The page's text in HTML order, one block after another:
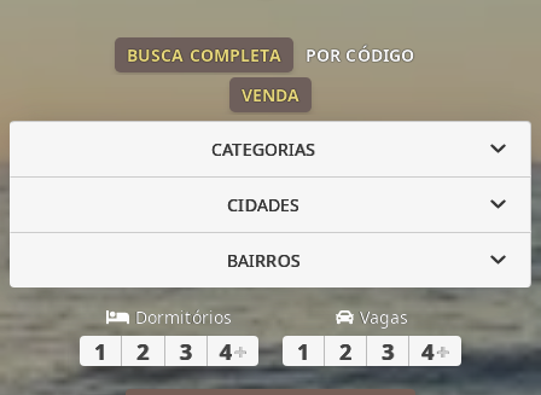
VENDA
BUSCA COMPLETA POR CÓDIGO
CATEGORIAS
CIDADES
BAIRROS
Dormitórios
1 2 3 4+
Vagas
1 2 3 4+